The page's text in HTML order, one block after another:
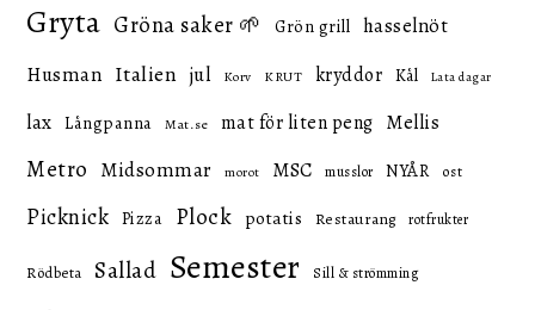
Gryta Gröna saker 🌱 Grön grill hasselnöt
Husman Italien jul Korv KRUT kryddor Kål Lata dagar
lax Långpanna Mat.se mat för liten peng Mellis
Metro Midsommar morot MSC musslor NYÅR ost
Picknick Pizza Plock potatis Restaurang rotfrukter
Rödbeta Sallad Semester Sill & strömming